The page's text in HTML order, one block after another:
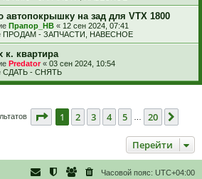
автопокрышку на зад для VTX 1800
Прапор_НВ « 12 сен 2024, 07:41
ПРОДАМ - ЗАПЧАСТИ, НАВЕСНОЕ
квартира
Predator« 03 сен 2024, 10:54
СДАТЬ - СНЯТЬ
Страница из 20
1 2 3 4 5 20
Перейти
Часовой пояс: UTC+04:00